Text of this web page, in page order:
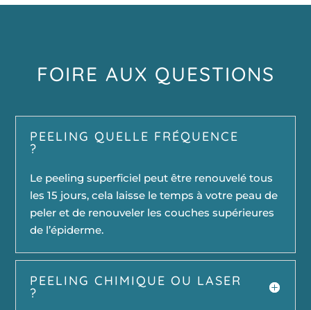
FOIRE AUX QUESTIONS
PEELING QUELLE FRÉQUENCE
?
Le peeling superficiel peut être renouvelé tous
les 15 jours, cela laisse le temps à votre peau de
peler et de renouveler les couches supérieures
de l’épiderme.
PEELING CHIMIQUE OU LASER
?